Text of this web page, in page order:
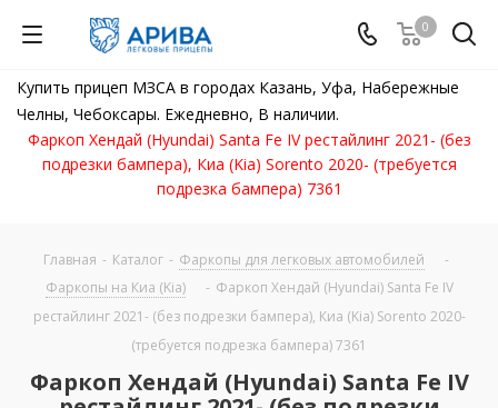
0
Купить прицеп МЗСА в городах Казань, Уфа, Набережные
Челны, Чебоксары. Ежедневно, В наличии.
Фаркоп Хендай (Hyundai) Santa Fe IV рестайлинг 2021- (без
подрезки бампера), Киа (Kia) Sorento 2020- (требуется
подрезка бампера) 7361
Главная - Каталог - Фаркопы для легковых автомобилей
-
Фаркопы на Киа (Kia)
- Фаркоп Хендай (Hyundai) Santa Fe IV
рестайлинг 2021- (без подрезки бампера), Киа (Kia) Sorento 2020-
(требуется подрезка бампера) 7361
Фаркоп Хендай (Hyundai) Santa Fe IV